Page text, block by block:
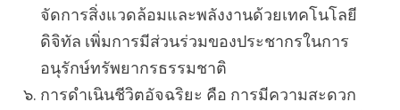
จัดการสิ่งแวดล้อมและพลังงานด้วยเทคโนโลยี
ดิจิทัล เพิ่มการมีส่วนร่วมของประชากรในการ
อนุรักษ์ทรัพยากรธรรมชาติ
การดำเนินชีวิตอัจฉริยะ คือ การมีความสะดวก